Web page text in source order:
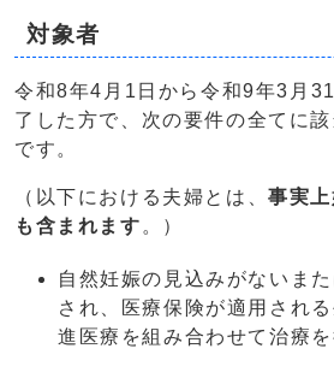
対象者
令和8年4月1日から令和9年3月
了した方で、次の要件の全てに
です。
（以下における夫婦とは、事実
も含まれます 。）
自然妊娠の見込みがないま
され、医療保険が適用され
進医療を組み合わせて治療